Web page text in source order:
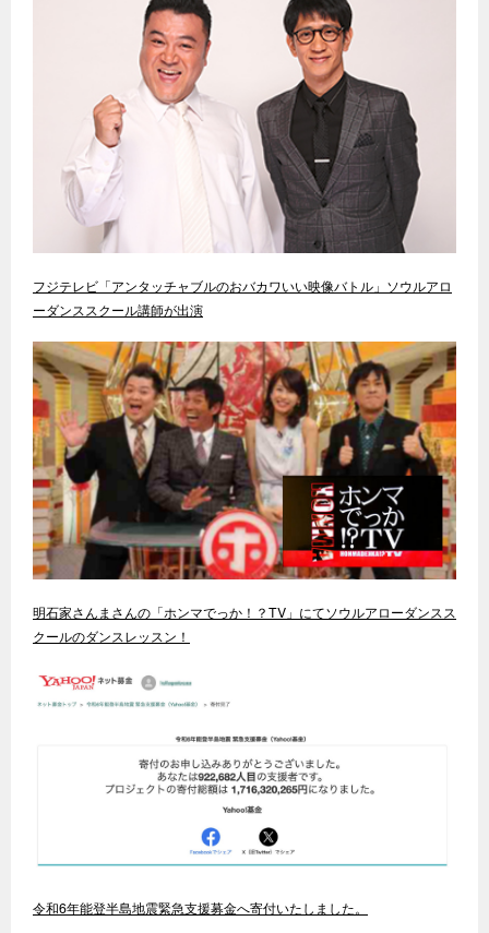
フジテレビ「アンタッチャブルのおバカワいい映像バトル」ソウルアロ
ーダンススクール講師が出演
明石家さんまさんの「ホンマでっか！？TV」にてソウルアローダンスス
クールのダンスレッスン！
令和6年能登半島地震緊急支援募金へ寄付いたしました。